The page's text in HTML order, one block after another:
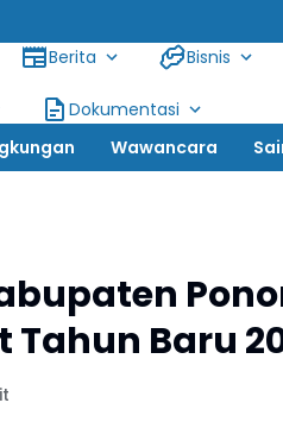
Berita Bisnis
Dokumentasi
Wawancara
Baru